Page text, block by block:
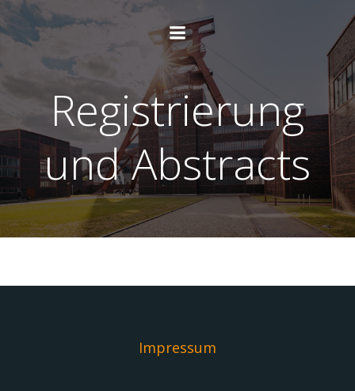
Inhalt
springen
Registrierung
und Abstracts
Impressum